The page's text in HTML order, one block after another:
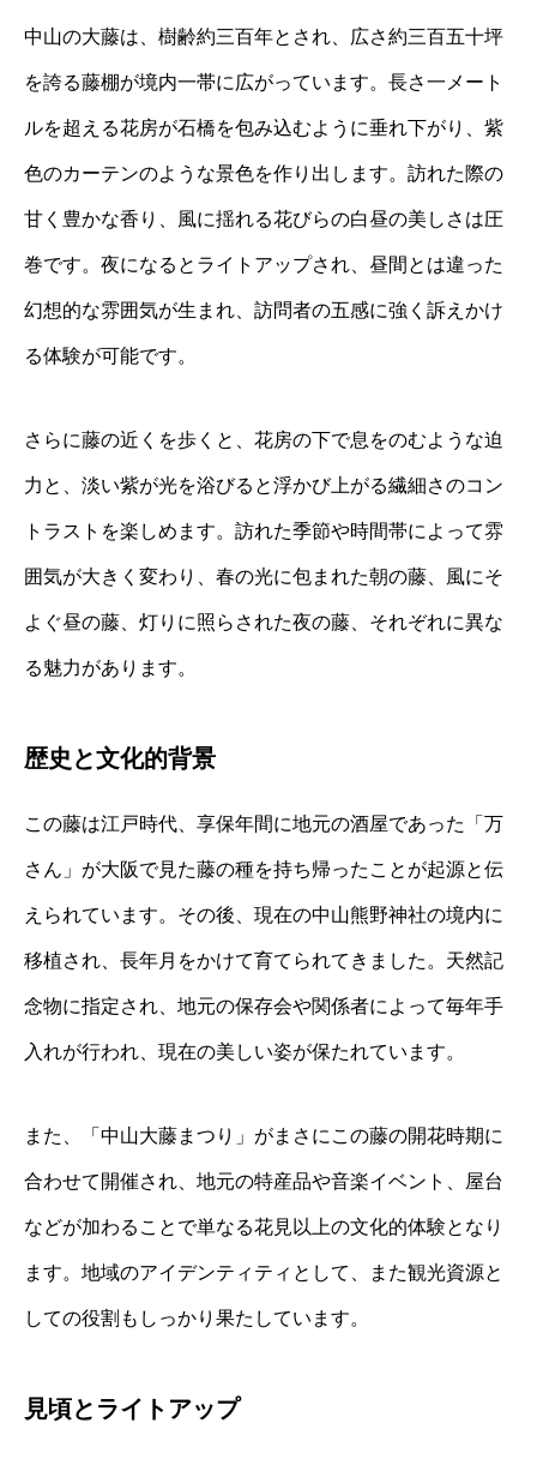
中山の大藤は、樹齢約三百年とされ、広さ約三百五十坪
を誇る藤棚が境内一帯に広がっています。長さ一メート
ルを超える花房が石橋を包み込むように垂れ下がり、紫
色のカーテンのような景色を作り出します。訪れた際の
甘く豊かな香り、風に揺れる花びらの白昼の美しさは圧
巻です。夜になるとライトアップされ、昼間とは違った
幻想的な雰囲気が生まれ、訪問者の五感に強く訴えかけ
る体験が可能です。
さらに藤の近くを歩くと、花房の下で息をのむような迫
力と、淡い紫が光を浴びると浮かび上がる繊細さのコン
トラストを楽しめます。訪れた季節や時間帯によって雰
囲気が大きく変わり、春の光に包まれた朝の藤、風にそ
よぐ昼の藤、灯りに照らされた夜の藤、それぞれに異な
る魅力があります。
歴史と文化的背景
この藤は江戸時代、享保年間に地元の酒屋であった「万
さん」が大阪で見た藤の種を持ち帰ったことが起源と伝
えられています。その後、現在の中山熊野神社の境内に
移植され、長年月をかけて育てられてきました。天然記
念物に指定され、地元の保存会や関係者によって毎年手
入れが行われ、現在の美しい姿が保たれています。
また、「中山大藤まつり」がまさにこの藤の開花時期に
合わせて開催され、地元の特産品や音楽イベント、屋台
などが加わることで単なる花見以上の文化的体験となり
ます。地域のアイデンティティとして、また観光資源と
しての役割もしっかり果たしています。
見頃とライトアップ